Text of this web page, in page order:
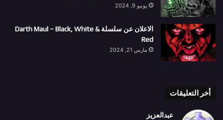
يونيو 9, 2024
الاعلان عن سلسلة Darth Maul – Black, White &
Red
مارس 21, 2024
أخر التعليقات
عبدالعزيز